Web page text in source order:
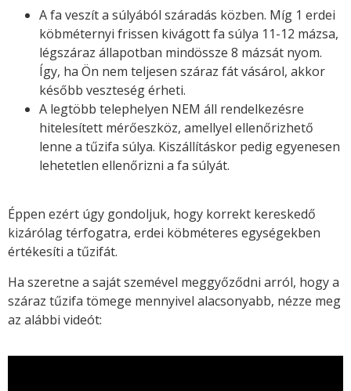
A fa veszít a súlyából száradás közben. Míg 1 erdei
köbméternyi frissen kivágott fa súlya 11-12 mázsa,
légszáraz állapotban mindössze 8 mázsát nyom.
Így, ha Ön nem teljesen száraz fát vásárol, akkor
később veszteség érheti.
A legtöbb telephelyen NEM áll rendelkezésre
hitelesített mérőeszköz, amellyel ellenőrizhető
lenne a tűzifa súlya. Kiszállításkor pedig egyenesen
lehetetlen ellenőrizni a fa súlyát.
Éppen ezért úgy gondoljuk, hogy korrekt kereskedő
kizárólag térfogatra, erdei köbméteres egységekben
értékesíti a tűzifát.
Ha szeretne a saját szemével meggyőződni arról, hogy a
száraz tűzifa tömege mennyivel alacsonyabb, nézze meg
az alábbi videót: